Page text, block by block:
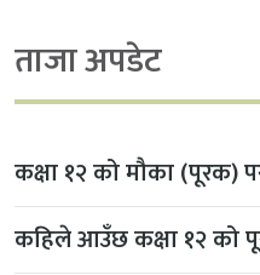
ताजा अपडेट
कक्षा १२ को मौका (पूरक)
कहिले आउँछ कक्षा १२ को